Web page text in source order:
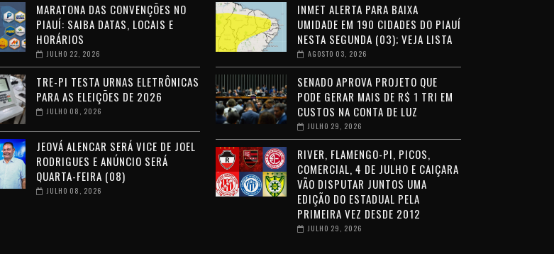
MARATONA DAS CONVENÇÕES NO
PIAUÍ: SAIBA DATAS, LOCAIS E
HORÁRIOS
JULHO 22, 2026
TRE-PI TESTA URNAS ELETRÔNICAS
PARA AS ELEIÇÕES DE 2026
JULHO 08, 2026
JEOVÁ ALENCAR SERÁ VICE DE JOEL
RODRIGUES E ANÚNCIO SERÁ
QUARTA-FEIRA (08)
JULHO 08, 2026
INMET ALERTA PARA BAIXA
UMIDADE EM 190 CIDADES DO PIAUÍ
NESTA SEGUNDA (03); VEJA LISTA
AGOSTO 03, 2026
SENADO APROVA PROJETO QUE
PODE GERAR MAIS DE R$ 1 TRI EM
CUSTOS NA CONTA DE LUZ
JULHO 29, 2026
RIVER, FLAMENGO-PI, PICOS,
COMERCIAL, 4 DE JULHO E CAIÇARA
VÃO DISPUTAR JUNTOS UMA
EDIÇÃO DO ESTADUAL PELA
PRIMEIRA VEZ DESDE 2012
JULHO 29, 2026